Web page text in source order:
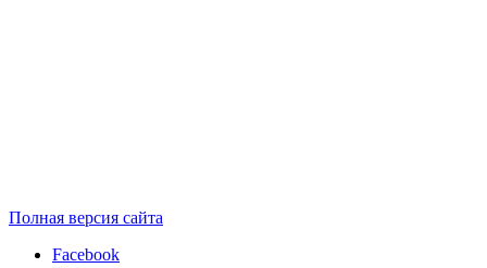
Полная версия сайта
Facebook